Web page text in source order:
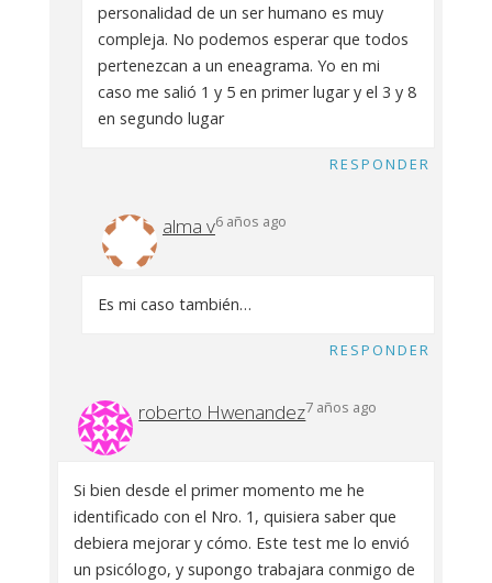
personalidad de un ser humano es muy
compleja. No podemos esperar que todos
pertenezcan a un eneagrama. Yo en mi
caso me salió 1 y 5 en primer lugar y el 3 y 8
en segundo lugar
RESPONDER
alma v6 años ago
Es mi caso también…
RESPONDER
roberto Hwenandez7 años ago
Si bien desde el primer momento me he
identificado con el Nro. 1, quisiera saber que
debiera mejorar y cómo. Este test me lo envió
un psicólogo, y supongo trabajara conmigo de